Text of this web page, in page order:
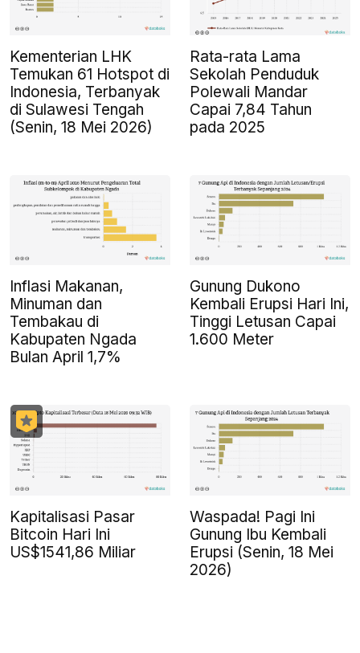
Kementerian LHK
Temukan 61 Hotspot di
Indonesia, Terbanyak
di Sulawesi Tengah
(Senin, 18 Mei 2026)
Rata-rata Lama
Sekolah Penduduk
Polewali Mandar
Capai 7,84 Tahun
pada 2025
Inflasi Makanan,
Minuman dan
Tembakau di
Kabupaten Ngada
Bulan April 1,7%
Gunung Dukono
Kembali Erupsi Hari Ini,
Tinggi Letusan Capai
1.600 Meter
Kapitalisasi Pasar
Bitcoin Hari Ini
US$1541,86 Miliar
Waspada! Pagi Ini
Gunung Ibu Kembali
Erupsi (Senin, 18 Mei
2026)